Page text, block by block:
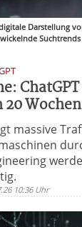
Darstellung
20
massive
10:36 Uhr